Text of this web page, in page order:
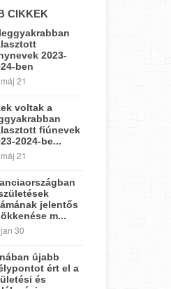
CIKKEK
2023-
ben
máj 21
voltak a
fiúnevek
2024-be...
máj 21
jelentős
m...
jan 30
újabb
ért el a
és